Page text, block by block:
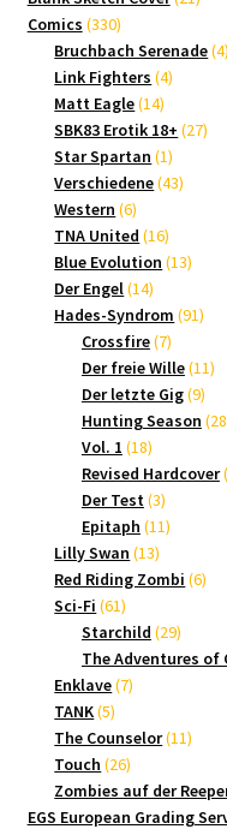
Comics 330330
Produkte
Bruchbach Serenade 44
Link Fighters 44
Matt Eagle 1414
Produkte
SBK83 Erotik 18+ 2727
Star Spartan 11
Produkt
Verschiedene 4343
Western 66
Produkte
TNA United 1616
Produkte
Blue Evolution 1313
Der Engel 1414
Produkte
Hades-Syndrom 9191
Crossfire 77
Produkte
Der freie Wille 1111
Der letzte Gig 99
Hunting Season 28
Vol. 1 1818
Produkte
Revised Hardcover
Der Test 33
Produkte
Epitaph 1111
Lilly Swan 1313
Produkte
Red Riding Zombi 66
Sci-Fi 6161
Produkte
Starchild 2929
The Adventures of
Enklave 77
TANK 55
Produkte
The Counselor 1111
Touch 2626
Produkte
Zombies auf der
EGS European Grading